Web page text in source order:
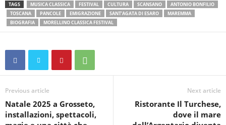
TAGS MUSICA CLASSICA FESTIVAL CULTURA SCANSANO
ANTONIO BONFILIO
TOSCANA
PANCOLE EMIGRAZIONE SANT’AGATA DI ESARO
MAREMMA
BIOGRAFIA
MORELLINO CLASSICA FESTIVAL
Previous article
Natale 2025 a Grosseto,
installazioni, spettacoli,
Next article
Ristorante Il Turchese,
dove il mare